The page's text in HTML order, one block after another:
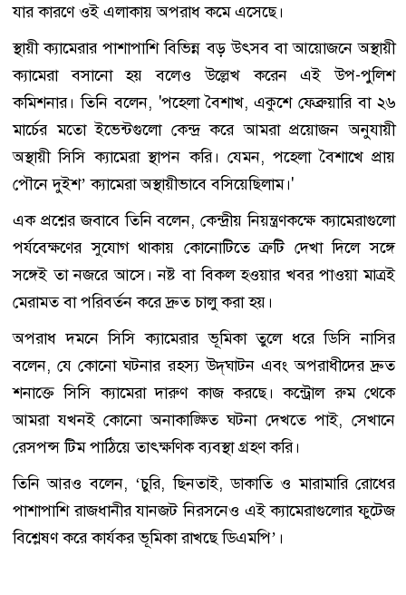
যার কারণে ওই এলাকায় অপরাধ কমে এসেছে।
স্থায়ী ক্যামেরার পাশাপাশি বিভিন্ন বড় উৎসব বা আয়োজনে অস্থায়ী
ক্যামেরা বসানো হয় বলেও উল্লেখ করেন এই উপ-পুলিশ
কমিশনার। তিনি বলেন, 'পহেলা বৈশাখ, একুশে ফেব্রুয়ারি বা ২৬
মার্চের মতো ইভেন্টগুলো কেন্দ্র করে আমরা প্রয়োজন অনুযায়ী
অস্থায়ী সিসি ক্যামেরা স্থাপন করি। যেমন, পহেলা বৈশাখে প্রায়
পৌনে দুইশ’ ক্যামেরা অস্থায়ীভাবে বসিয়েছিলাম।'
এক প্রশ্নের জবাবে তিনি বলেন, কেন্দ্রীয় নিয়ন্ত্রণকক্ষে ক্যামেরাগুলো
পর্যবেক্ষণের সুযোগ থাকায় কোনোটিতে ত্রুটি দেখা দিলে সঙ্গে
সঙ্গেই তা নজরে আসে। নষ্ট বা বিকল হওয়ার খবর পাওয়া মাত্রই
মেরামত বা পরিবর্তন করে দ্রুত চালু করা হয়।
অপরাধ দমনে সিসি ক্যামেরার ভূমিকা তুলে ধরে ডিসি নাসির
বলেন, যে কোনো ঘটনার রহস্য উদ্‌ঘাটন এবং অপরাধীদের দ্রুত
শনাক্তে সিসি ক্যামেরা দারুণ কাজ করছে। কন্ট্রোল রুম থেকে
আমরা যখনই কোনো অনাকাঙ্ক্ষিত ঘটনা দেখতে পাই, সেখানে
রেসপন্স টিম পাঠিয়ে তাৎক্ষণিক ব্যবস্থা গ্রহণ করি।
তিনি আরও বলেন, ‘চুরি, ছিনতাই, ডাকাতি ও মারামারি রোধের
পাশাপাশি রাজধানীর যানজট নিরসনেও এই ক্যামেরাগুলোর ফুটেজ
বিশ্লেষণ করে কার্যকর ভূমিকা রাখছে ডিএমপি’।